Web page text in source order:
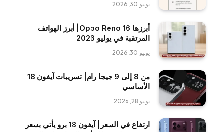
يونيو 30, 2026
أبرزها Oppo Reno 16| أبرز الهواتف
المرتقبة في يوليو 2026
يونيو 30, 2026
من 8 إلى 9 جيجا رام| تسريبات آيفون 18
الأساسي
يونيو 28, 2026
ارتفاع في السعر| آيفون 18 برو يأتي بسعر